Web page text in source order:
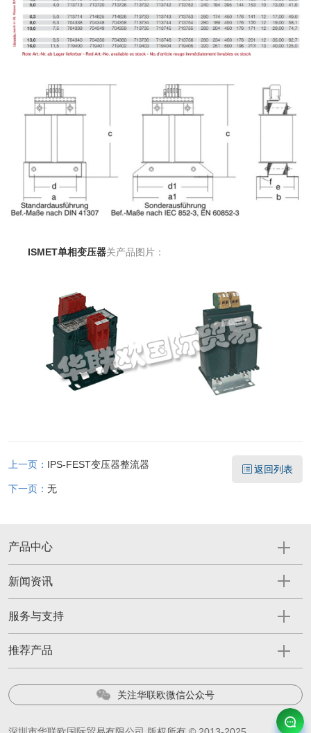
ISMET单相变压器关产品图片：
上一页： IPS-FEST变压器整流器
下一页： 无
返回列表
产品中心
新闻资讯
服务与支持
推荐产品
关注华联欧微信公众号